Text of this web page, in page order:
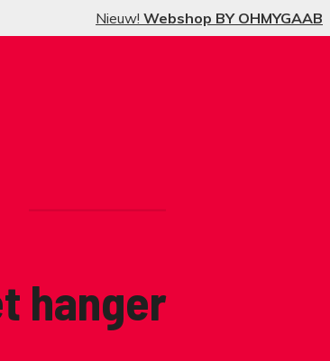
Nieuw! Webshop BY OHMYGAAB
hanger